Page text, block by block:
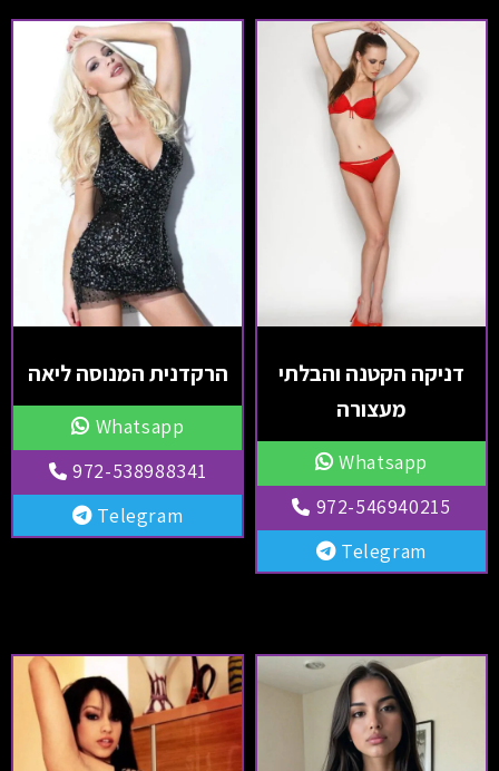
דניקה הקטנה והבלתי
מעצורה
Whatsapp
972-546940215
Telegram
הרקדנית המנוסה ליאה
Whatsapp
972-538988341
Telegram